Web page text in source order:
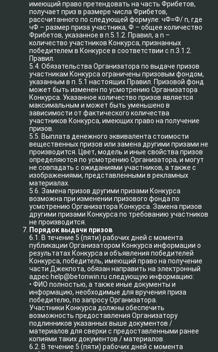
имеющий право претендовать на часть Фрибетов,
получает приз в размере числа Фрибетов,
рассчитанного по следующей формуле: чФ=Ф/ n, где
чФ – размер приза участника, Ф – общее количество
Фрибетов, указанное в п.5.1.2. Правил, а n –
количество участников Конкурса, признанных
победителем в Конкурсе в соответствии с п.3.1.2.
Правил.
5.4. Обязательства Организатора по выдаче призов
участникам Конкурса ограничены призовым фондом,
указанным в п. 5.1 настоящих Правил. Призовой фонд
может быть изменен по усмотрению Организатора
Конкурса. Указанное количество призов является
максимальным и может быть уменьшено в
зависимости от фактического количества
участников Конкурса, имеющих право на получение
призов.
5.5. Выплата денежного эквивалента стоимости
вещественных призов или замена другими призами не
производится. Цвет, модель и иные свойства призов
определяются по усмотрению Организатора, и могут
не совпадать с ожиданиями участников, а также с
изображениями, представленными в рекламных
материалах.
5.6. Замена призов другими призами Конкурса
возможна при изменении призового фонда по
усмотрению Организатора Конкурса. Замена призов
другими призами Конкурса по требованию участников
не производится.
Порядок выдачи призов
6.1. В течение 5 (пяти) рабочих дней с момента
публикации Организатором Конкурса информации о
результатах Конкурса и объявления победителей
Конкурса, победитель, имеющий право на получение
части Джекпота, обязан направить на электронный
адрес help@betonwin.ru следующую информацию:
• ФИО полностью, а также иные документы и
информацию, необходимые для вручения приза
победителю, по запросу Организатора.
Участники Конкурса должны обеспечить
возможность предоставления Организатору
подлинников указанных выше документов /
материалов для сверки с предоставленными ранее
копиями таких документов / материалов.
6.2. В течение 5 (пяти) рабочих дней с момента